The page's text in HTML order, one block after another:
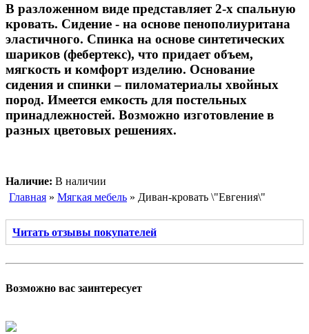
В разложенном виде представляет 2-х спальную
кровать. Сидение - на основе пенополиуритана
эластичного. Спинка на основе синтетических
шариков (фебертекс), что придает объем,
мягкость и комфорт изделию. Основание
сидения и спинки – пиломатериалы хвойных
пород. Имеется емкость для постельных
принадлежностей. Возможно изготовление в
разных цветовых решениях.
Наличие: В наличии
Главная » Мягкая мебель » Диван-кровать \"Евгения\"
Читать отзывы покупателей
Возможно вас заинтересует